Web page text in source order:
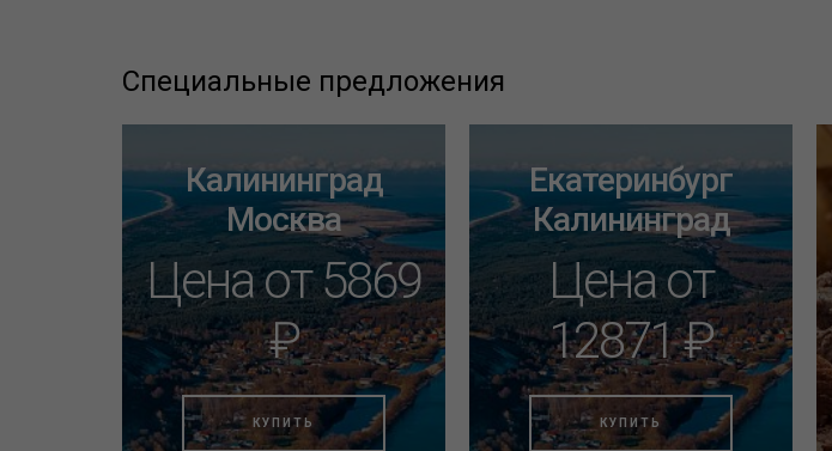
Специальные предложения
Калининград
Москва
Цена от 5869
₽
КУПИТЬ
Екатеринбург
Калининград
Цена от
12871 ₽
КУПИТЬ